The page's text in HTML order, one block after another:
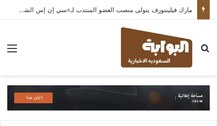
مارك فيلينتورف يتولى منصب العضو المنتدب لـ«سي إن إس الشرق الأوسط» ويشرف على شركات قطاع التكنولوجيا ضمن مجموعة غباش
بحث عن